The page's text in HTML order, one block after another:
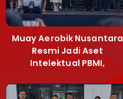
Muay Aerobik Nusantara
Resmi Jadi Aset
Intelektual PBMI,
Terobosan Bangun